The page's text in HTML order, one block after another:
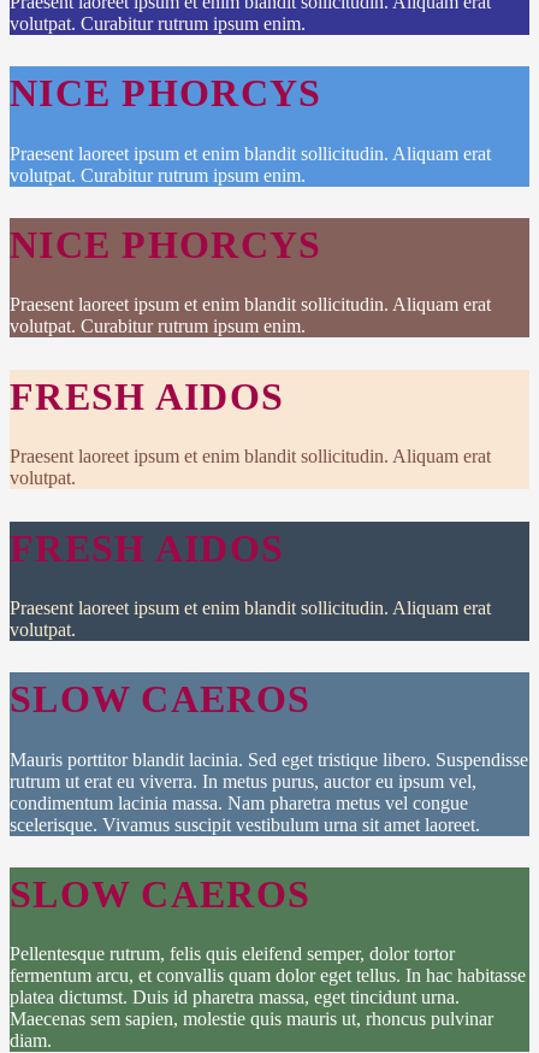
volutpat. Curabitur rutrum ipsum enim.
NICE PHORCYS
Praesent laoreet ipsum et enim blandit sollicitudin. Aliquam erat
volutpat. Curabitur rutrum ipsum enim.
NICE PHORCYS
Praesent laoreet ipsum et enim blandit sollicitudin. Aliquam erat
volutpat. Curabitur rutrum ipsum enim.
FRESH AIDOS
Praesent laoreet ipsum et enim blandit sollicitudin. Aliquam erat
volutpat.
FRESH AIDOS
Praesent laoreet ipsum et enim blandit sollicitudin. Aliquam erat
volutpat.
SLOW CAEROS
Mauris porttitor blandit lacinia. Sed eget tristique libero. Suspendisse
rutrum ut erat eu viverra. In metus purus, auctor eu ipsum vel,
condimentum lacinia massa. Nam pharetra metus vel congue
scelerisque. Vivamus suscipit vestibulum urna sit amet laoreet.
SLOW CAEROS
Pellentesque rutrum, felis quis eleifend semper, dolor tortor
fermentum arcu, et convallis quam dolor eget tellus. In hac habitasse
platea dictumst. Duis id pharetra massa, eget tincidunt urna.
Maecenas sem sapien, molestie quis mauris ut, rhoncus pulvinar
diam.